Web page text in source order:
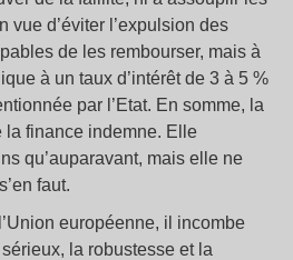
vue d’éviter l’expulsion des
de les rembourser, mais à
à un taux d’intérêt de 3 à 5 %
par l’Etat. En somme, la
finance indemne. Elle
qu’auparavant, mais elle ne
faut.
européenne, il incombe
la robustesse et la